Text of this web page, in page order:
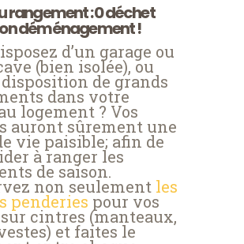
rangement : 0 déchet
déménagement !
d’un garage ou
(bien isolée), ou
disposition de grands
dans votre
logement ? Vos
auront sûrement une
vie paisible; afin de
à ranger les
de saison.
non seulement les
penderies pour vos
cintres (manteaux,
et faites le